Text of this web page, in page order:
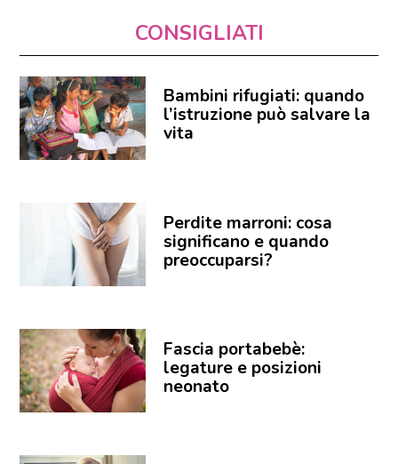
CONSIGLIATI
Bambini rifugiati: quando
l’istruzione può salvare la
vita
Perdite marroni: cosa
significano e quando
preoccuparsi?
Fascia portabebè:
legature e posizioni
neonato